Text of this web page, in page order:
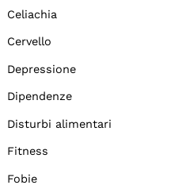
Celiachia
Cervello
Depressione
Dipendenze
Disturbi alimentari
Fitness
Fobie